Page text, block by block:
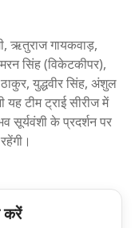
ऋतुराज गायकवाड़,
सिंह (विकेटकीपर),
युद्धवीर सिंह, अंशुल
टीम ट्राई सीरीज में
सूर्यवंशी के प्रदर्शन पर
करें